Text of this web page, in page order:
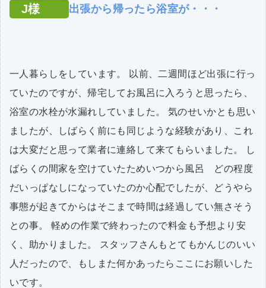
出張から帰ったら浴室が・・・
J様
一人暮らしをしています。 以前、二週間ほど出張に行っ
ていたのですが、帰宅してお風呂に入ろうと思ったら、
浴室の水栓が水漏れしていました。 気のせいかとも思い
ましたが、しばらく前にも同じような経験があり、これ
は大変だと思って業者に連絡して来てもらいました。 し
ばらくの間家を空けていたためいつから風呂 どの程度
だいっぱなしになっていたのか心配でしたが、どうやら
事態が起きてからはそこまで時間は経過してい無さそう
との事。 軽めの作業で終わったので料金も予想より安
く、助かりました。 スタッフさんもとてもかんじのいい
人だったので、もしまた何かあったらここにお願いした
いです。